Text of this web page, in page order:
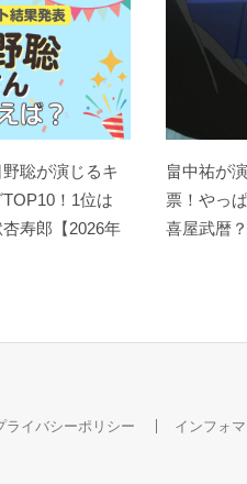
聡が演じるキ
！1位は
杏寿郎【2026年
畠中祐が
票！やっ
喜屋武暦
ライバシーポリシー インフォ